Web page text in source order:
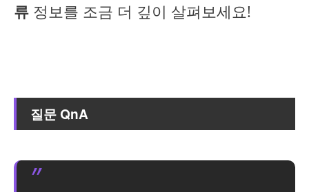
류 정보를 조금 더 깊이 살펴보세요!
질문 QnA